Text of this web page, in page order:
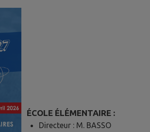
ÉCOLE ÉLÉMENTAIRE :
Directeur : M. BASSO